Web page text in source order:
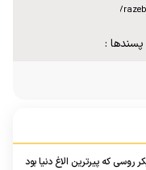
پسندها :
روسی که پیرترین الاغ دنیا بود